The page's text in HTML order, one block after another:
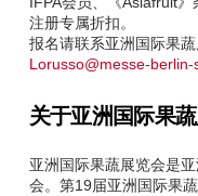
注册专属折扣。
报名请联系亚洲国际果
Lorusso@messe-berlin-
关于亚洲国际果
亚洲国际果蔬展览会是
会。第19届亚洲国际果